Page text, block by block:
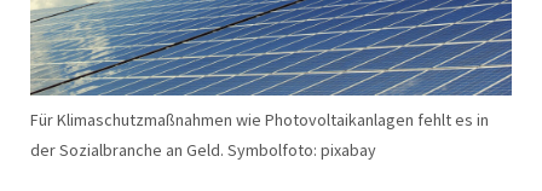
Für Klimaschutzmaßnahmen wie Photovoltaikanlagen fehlt es in
der Sozialbranche an Geld. Symbolfoto: pixabay